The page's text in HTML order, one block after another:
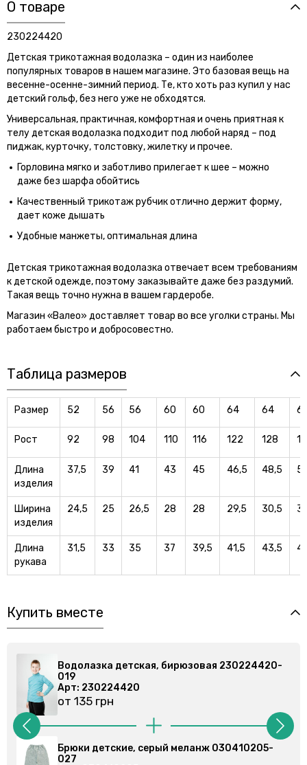
О товаре
230224420
Детская трикотажная водолазка – один из наиболее
популярных товаров в нашем магазине. Это базовая вещь на
весенне-осенне-зимний период. Те, кто хоть раз купил у нас
детский гольф, без него уже не обходятся.
Универсальная, практичная, комфортная и очень приятная к
телу детская водолазка подходит под любой наряд – под
пиджак, курточку, толстовку, жилетку и прочее.
Горловина мягко и заботливо прилегает к шее – можно
даже без шарфа обойтись
Качественный трикотаж рубчик отлично держит форму,
дает коже дышать
Удобные манжеты, оптимальная длина
Детская трикотажная водолазка отвечает всем требованиям
к детской одежде, поэтому заказывайте даже без раздумий.
Такая вещь точно нужна в вашем гардеробе.
Магазин «Валео» доставляет товар во все уголки страны. Мы
работаем быстро и добросовестно.
Таблица размеров
Размер 52 56 56 60 60 64 64
Рост 92 98 104 110 116 122 128
Длина
изделия
37,5 39 41 43 45 46,5 48,5
Ширина
изделия
24,5 25 26,5 28 28 29,5 30,5 31
Длина
рукава
31,5 33 35 37 39,5 41,5 43,5
Купить вместе
бирюзовая 230224420-
серый меланж 030410205-
Водолазка
Брюки